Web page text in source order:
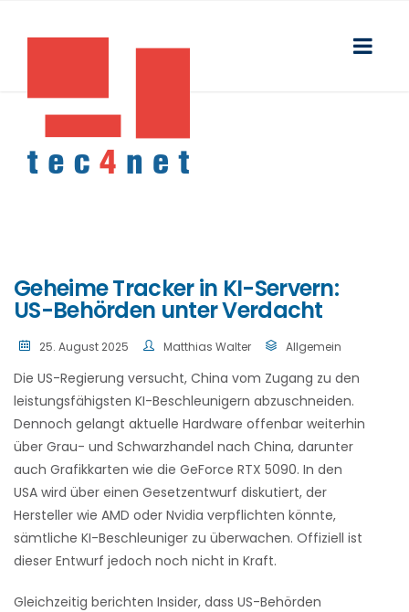
Geheime Tracker in KI-Servern:
US-Behörden unter Verdacht
25. August 2025 Matthias Walter Allgemein
Die US-Regierung versucht, China vom Zugang zu den
leistungsfähigsten KI-Beschleunigern abzuschneiden.
Dennoch gelangt aktuelle Hardware offenbar weiterhin
über Grau- und Schwarzhandel nach China, darunter
auch Grafikkarten wie die GeForce RTX 5090. In den
USA wird über einen Gesetzentwurf diskutiert, der
Hersteller wie AMD oder Nvidia verpflichten könnte,
sämtliche KI-Beschleuniger zu überwachen. Offiziell ist
dieser Entwurf jedoch noch nicht in Kraft.
Gleichzeitig berichten Insider, dass US-Behörden